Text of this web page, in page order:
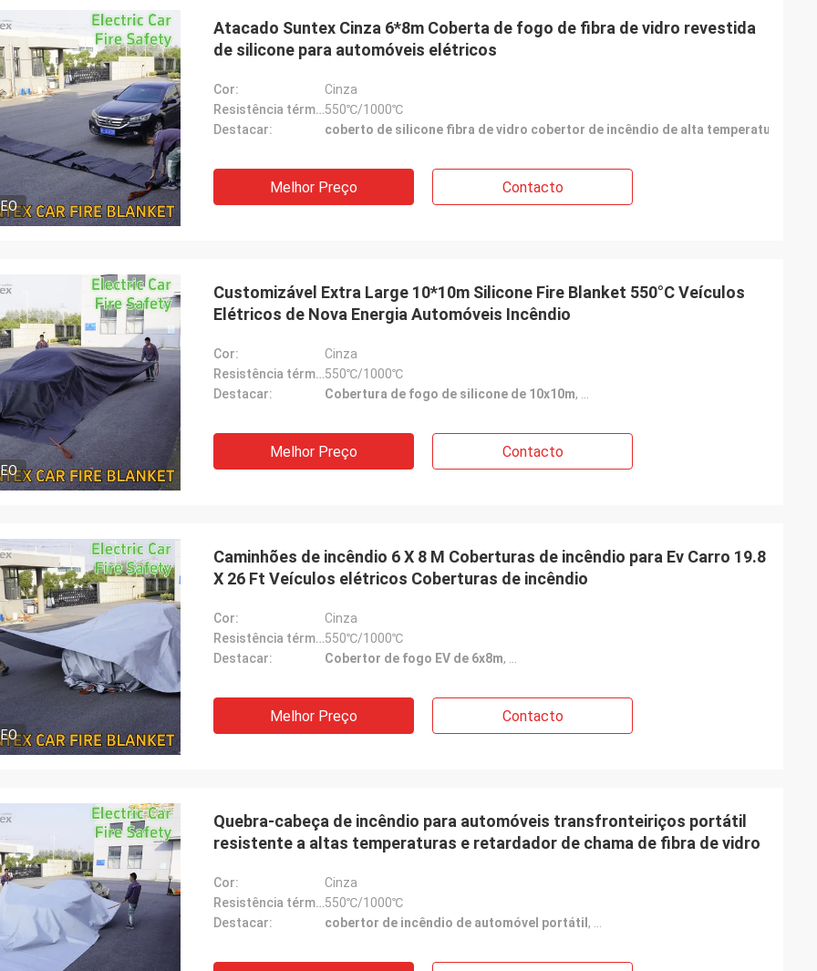
Atacado Suntex Cinza 6*8m Coberta de fogo de fibra de vidro revestida
de silicone para automóveis elétricos
Cor:
Cinza
Resistência térmica:550℃/1000℃
Destacar:
coberto de silicone fibra de vidro cobertor de incêndio de alta temperatura
Melhor Preço Contacto
Customizável Extra Large 10*10m Silicone Fire Blanket 550°C Veículos
Elétricos de Nova Energia Automóveis Incêndio
Cor:
Cinza
Resistência térmica:550℃/1000℃
Destacar:
Cobertura de fogo de silicone de 10x10m,
Melhor Preço Contacto
Caminhões de incêndio 6 X 8 M Coberturas de incêndio para Ev Carro 19.8
X 26 Ft Veículos elétricos Coberturas de incêndio
Cor:
Cinza
Resistência térmica:550℃/1000℃
Destacar:
Cobertor de fogo EV de 6x8m,
Melhor Preço Contacto
Quebra-cabeça de incêndio para automóveis transfronteiriços portátil
resistente a altas temperaturas e retardador de chama de fibra de vidro
Cor:
Cinza
Resistência térmica:550℃/1000℃
Destacar:
cobertor de incêndio de automóvel portátil ,